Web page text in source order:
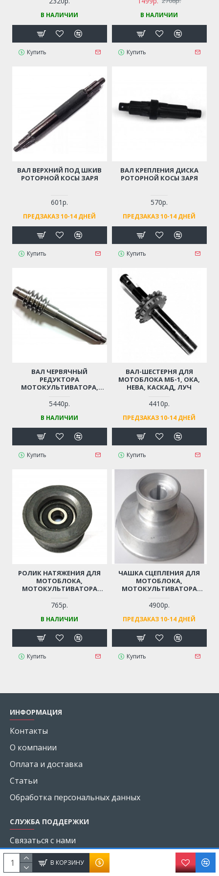
В КОРЗИНУ
В НАЛИЧИИ
Купить
В НАЛИЧИИ
Купить
ВАЛ ВЕРХНИЙ ПОД ШКИВ
РОТОРНОЙ КОСЫ ЗАРЯ
601р.
ПРЕДЗАКАЗ 10-14 ДНЕЙ
Купить
ВАЛ КРЕПЛЕНИЯ ДИСКА
РОТОРНОЙ КОСЫ ЗАРЯ
570р.
ПРЕДЗАКАЗ 10-14 ДНЕЙ
Купить
ВАЛ ЧЕРВЯЧНЫЙ
РЕДУКТОРА
МОТОКУЛЬТИВАТОРА,
093324005
5440р.
В НАЛИЧИИ
Купить
ВАЛ-ШЕСТЕРНЯ ДЛЯ
МОТОБЛОКА МБ-1, ОКА,
НЕВА, КАСКАД, ЛУЧ
4410р.
ПРЕДЗАКАЗ 10-14 ДНЕЙ
Купить
РОЛИК НАТЯЖЕНИЯ ДЛЯ
МОТОБЛОКА,
МОТОКУЛЬТИВАТОРА
765р.
В НАЛИЧИИ
Купить
ЧАШКА СЦЕПЛЕНИЯ ДЛЯ
МОТОБЛОКА,
МОТОКУЛЬТИВАТОРА
4900р.
ПРЕДЗАКАЗ 10-14 ДНЕЙ
Купить
ИНФОРМАЦИЯ
Контакты
О компании
Оплата и доставка
Статьи
Обработка персональных данных
СЛУЖБА ПОДДЕРЖКИ
Связаться с нами
Возврат товара
Карта сайта